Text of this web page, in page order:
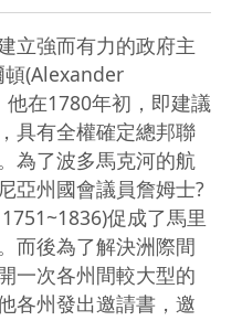
立強而有力的政府主
頓(Alexander
在1780年初，即建議
具有全權確定總邦聯
為了波多馬克河的航
亞州國會議員詹姆士?
促成了馬里
而後為了解決洲際間
一次各州間較大型的
各州發出邀請書，邀